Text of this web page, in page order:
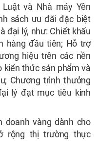
Luật và Nhà máy Yên
sách ưu đãi đặc biệt
đại lý, như: Chiết khấu
hàng đầu tiên; Hỗ trợ
hiệu trên các nền
kiến thức sản phẩm và
Chương trình thưởng
lý đạt mục tiêu kinh
doanh vàng dành cho
rộng thị trường thực